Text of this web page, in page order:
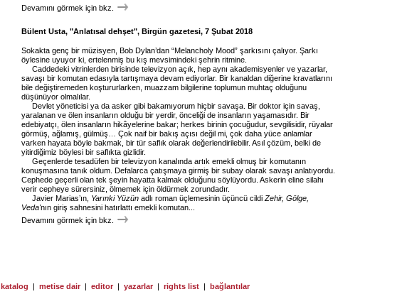
Devamını görmek için bkz.
Bülent Usta, "Anlatısal dehşet", Birgün gazetesi, 7 Şubat 2018
Sokakta genç bir müzisyen, Bob Dylan’dan “Melancholy Mood” şarkısını çalıyor. Şarkı
öylesine uyuyor ki, ertelenmiş bu kış mevsimindeki şehrin ritmine.
Caddedeki vitrinlerden birisinde televizyon açık, hep aynı akademisyenler ve yazarlar,
savaşı bir komutan edasıyla tartışmaya devam ediyorlar. Bir kanaldan diğerine kravatlarını
bile değiştiremeden koştururlarken, muazzam bilgilerine toplumun muhtaç olduğunu
düşünüyor olmalılar.
Devlet yöneticisi ya da asker gibi bakamıyorum hiçbir savaşa. Bir doktor için savaş,
yaralanan ve ölen insanların olduğu bir yerdir, önceliği de insanların yaşamasıdır. Bir
edebiyatçı, ölen insanların hikâyelerine bakar; herkes birinin çocuğudur, sevgilisidir, rüyalar
görmüş, ağlamış, gülmüş… Çok naif bir bakış açısı değil mi, çok daha yüce anlamlar
varken hayata böyle bakmak, bir tür saflık olarak değerlendirilebilir. Asıl çözüm, belki de
yitirdiğimiz böylesi bir saflıkta gizlidir.
Geçenlerde tesadüfen bir televizyon kanalında artık emekli olmuş bir komutanın
konuşmasına tanık oldum. Defalarca çatışmaya girmiş bir subay olarak savaşı anlatıyordu.
Cephede geçerli olan tek şeyin hayatta kalmak olduğunu söylüyordu. Askerin eline silahı
verir cepheye sürersiniz, ölmemek için öldürmek zorundadır.
Javier Marias’ın, Yarınki Yüzün adlı roman üçlemesinin üçüncü cildi Zehir, Gölge,
Veda'nın giriş sahnesini hatırlattı emekli komutan...
Devamını görmek için bkz.
katalog | metise dair | editor | yazarlar | rights list | bağlantılar